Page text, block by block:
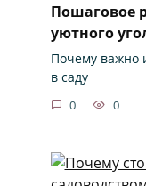
Пошаговое
уютного
Почему важно
в саду
0 0